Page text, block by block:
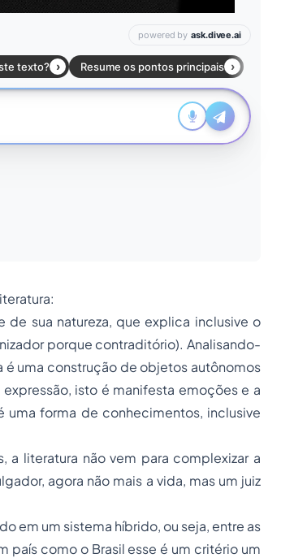
sua natureza, que explica inclusive o
porque contraditório). Analisando-
é uma construção de objetos autônomos
isto é manifesta emoções e a
forma de conhecimentos, inclusive
a literatura não vem para complexizar a
agora não mais a vida, mas um juiz
em um sistema híbrido, ou seja, entre as
país como o Brasil esse é um critério um